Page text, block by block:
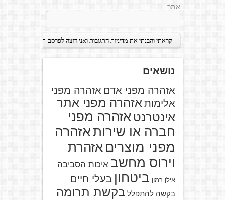
אתר
נושאים
אזהרה מפני אדם אזהרה מפני
אלימות אזהרה מפני אתר
אינטרנט אזהרה מפני
חברה או שירותאזהרה
מפני מוצרים אזהרת
וירוס מחשב איכות הסביבה
אילן רמון ביטחון בעלי חיים
בקשה להתפלל בקשת תרומה